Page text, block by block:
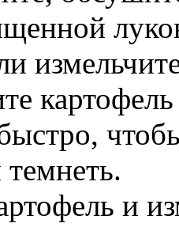
темнеть.
и